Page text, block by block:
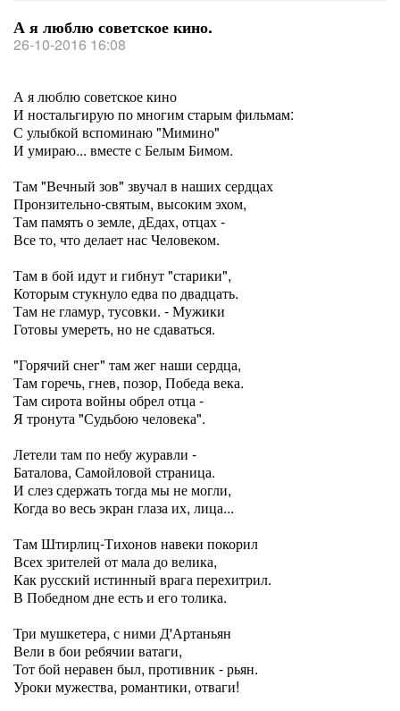
А я люблю советское кино.
26-10-2016 16:08
А я люблю советское кино
И ностальгирую по многим старым фильмам:
С улыбкой вспоминаю "Мимино"
И умираю... вместе с Белым Бимом.
Там "Вечный зов" звучал в наших сердцах
Пронзительно-святым, высоким эхом,
Там память о земле, дЕдах, отцах -
Все то, что делает нас Человеком.
Там в бой идут и гибнут "старики",
Которым стукнуло едва по двадцать.
Там не гламур, тусовки. - Мужики
Готовы умереть, но не сдаваться.
"Горячий снег" там жег наши сердца,
Там горечь, гнев, позор, Победа века.
Там сирота войны обрел отца -
Я тронута "Судьбою человека".
Летели там по небу журавли -
Баталова, Самойловой страница.
И слез сдержать тогда мы не могли,
Когда во весь экран глаза их, лица...
Там Штирлиц-Тихонов навеки покорил
Всех зрителей от мала до велика,
Как русский истинный врага перехитрил.
В Победном дне есть и его толика.
Три мушкетера, с ними Д'Артаньян
Вели в бои ребячии ватаги,
Тот бой неравен был, противник - рьян.
Уроки мужества, романтики, отваги!